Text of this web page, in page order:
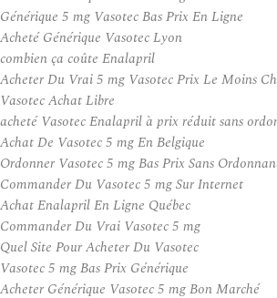
Générique 5 mg Vasotec Bas Prix En Ligne
Acheté Générique Vasotec Lyon
combien ça coûte Enalapril
Acheter Du Vrai 5 mg Vasotec Prix Le Moins
Vasotec Achat Libre
acheté Vasotec Enalapril à prix réduit sans
Achat De Vasotec 5 mg En Belgique
Ordonner Vasotec 5 mg Bas Prix Sans
Commander Du Vasotec 5 mg Sur Internet
Achat Enalapril En Ligne Québec
Commander Du Vrai Vasotec 5 mg
Quel Site Pour Acheter Du Vasotec
Vasotec 5 mg Bas Prix Générique
Acheter Générique Vasotec 5 mg Bon Marché